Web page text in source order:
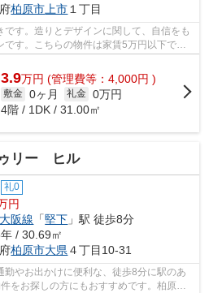
柏原市上市１丁目
す。造りとデザインに関して、自信をも
です。こちらの物件は家賃5万円以下でご
3.9万円 (管理費等：4,000円 )
敷金 0ヶ月 礼金 0万円
4階 / 1DK / 31.00㎡
リー ヒル
礼0
円
阪線 「堅下 」駅 徒歩8分
/ 30.69㎡
柏原市大県４丁目10-31
やお出かけに便利な、徒歩8分に駅のあ
をお探しの方にもおすすめです。柏原市